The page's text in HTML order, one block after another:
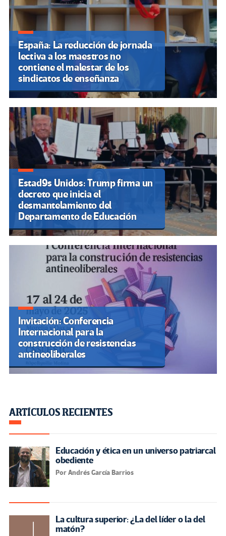
España: La reducción de jornada
lectiva a los maestros no
contiene el malestar de los
sindicatos de enseñanza
Estad9s Unidos: Trump firma un
decreto que inicia el
desmantelamiento del
Departamento de Educación
Invitación: Conferencia
Internacional para la
construcción de resistencias
antineoliberales
ARTÍCULOS RECIENTES
Educación y ética en un universo patriarcal
obediente
Por Andrés García Barrios
La cultura superior: ¿La del líder o la del
matón?